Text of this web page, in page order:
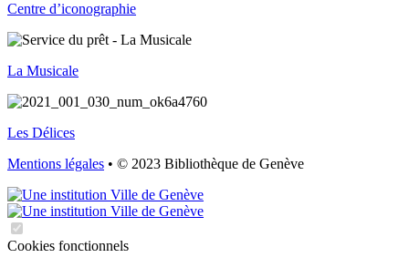
Centre d’iconographie
La Musicale
Les Délices
Mentions légales • © 2023 Bibliothèque de Genève
Cookies fonctionnels